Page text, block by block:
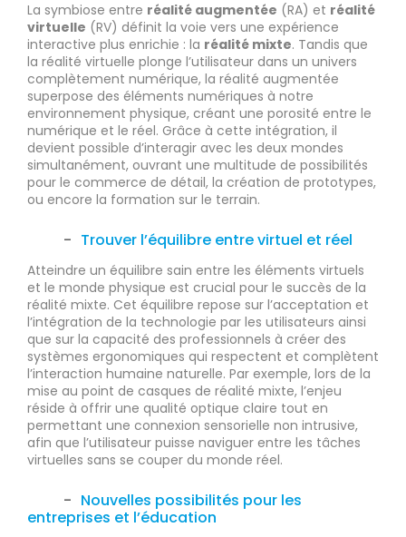
La symbiose entre réalité augmentée (RA) et réalité
virtuelle (RV) définit la voie vers une expérience
interactive plus enrichie : la réalité mixte. Tandis que
la réalité virtuelle plonge l’utilisateur dans un univers
complètement numérique, la réalité augmentée
superpose des éléments numériques à notre
environnement physique, créant une porosité entre le
numérique et le réel. Grâce à cette intégration, il
devient possible d’interagir avec les deux mondes
simultanément, ouvrant une multitude de possibilités
pour le commerce de détail, la création de prototypes,
ou encore la formation sur le terrain.
Trouver l’équilibre entre virtuel et réel
Atteindre un équilibre sain entre les éléments virtuels
et le monde physique est crucial pour le succès de la
réalité mixte. Cet équilibre repose sur l’acceptation et
l’intégration de la technologie par les utilisateurs ainsi
que sur la capacité des professionnels à créer des
systèmes ergonomiques qui respectent et complètent
l’interaction humaine naturelle. Par exemple, lors de la
mise au point de casques de réalité mixte, l’enjeu
réside à offrir une qualité optique claire tout en
permettant une connexion sensorielle non intrusive,
afin que l’utilisateur puisse naviguer entre les tâches
virtuelles sans se couper du monde réel.
Nouvelles possibilités pour les
entreprises et l’éducation